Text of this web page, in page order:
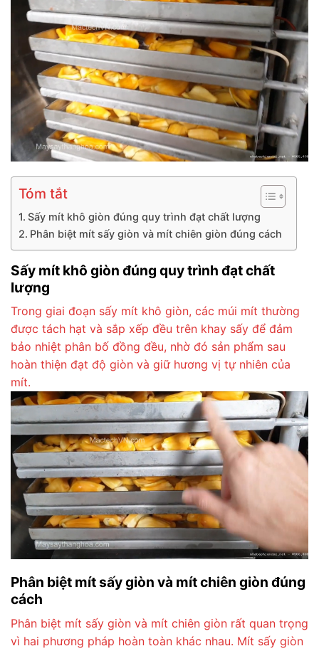
Tóm tắt
Sấy mít khô giòn đúng quy trình đạt chất lượng
Phân biệt mít sấy giòn và mít chiên giòn đúng cách
Sấy mít khô giòn đúng quy trình đạt chất
lượng
Trong giai đoạn sấy mít khô giòn, các múi mít thường
được tách hạt và sắp xếp đều trên khay sấy để đảm
bảo nhiệt phân bố đồng đều, nhờ đó sản phẩm sau
hoàn thiện đạt độ giòn và giữ hương vị tự nhiên của
mít.
Phân biệt mít sấy giòn và mít chiên giòn đúng
cách
Phân biệt mít sấy giòn và mít chiên giòn rất quan trọng
vì hai phương pháp hoàn toàn khác nhau. Mít sấy giòn